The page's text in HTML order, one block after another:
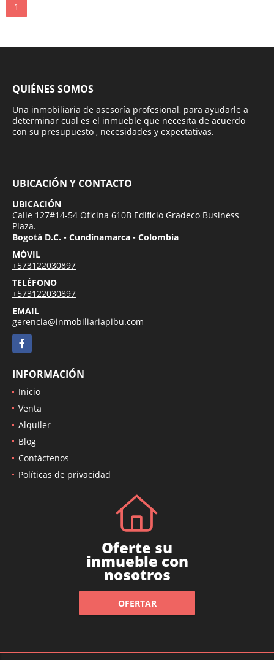
1
QUIÉNES SOMOS
Una inmobiliaria de asesoría profesional, para ayudarle a
determinar cual es el inmueble que necesita de acuerdo
con su presupuesto , necesidades y expectativas.
UBICACIÓN Y CONTACTO
UBICACIÓN
Calle 127#14-54 Oficina 610B Edificio Gradeco Business
Plaza.
Bogotá D.C. - Cundinamarca - Colombia
MÓVIL
+573122030897
TELÉFONO
+573122030897
EMAIL
gerencia@inmobiliariapibu.com
Facebook
INFORMACIÓN
Inicio
Venta
Alquiler
Blog
Contáctenos
Políticas de privacidad
Oferte su
inmueble con
nosotros
OFERTAR